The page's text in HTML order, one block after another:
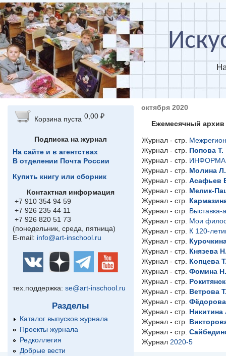
Перейти к основному содержанию
Корзина пуста 0,00 ₽
Подписка на журнал
На сайте и в агентствах
В отделении Почта России
Купить книгу или сборник
Контактная информация
+7 910 354 94 59
+7 926 235 44 11
+7 926 820 51 73
(понедельник, среда, пятница)
E-mail: info@art-inschool.ru
тех.поддержка: se@art-inschool.ru
Разделы
Каталог выпусков журнала
Проекты журнала
Редколлегия
Добрые вести
октября 2020
Ежемесячный
Журнал - стр.
Журнал - стр. Попова Т.
Журнал - стр.
Журнал - стр. Молина Л.
Журнал - стр. Асафьев
Журнал - стр. Мелик-
Журнал - стр.
Журнал - стр. Выставка-
Журнал - стр. Мои
Журнал - стр. К 120-
Журнал - стр.
Журнал - стр. Князева
Журнал - стр. Копцева
Журнал - стр. Фомина
Журнал - стр.
Журнал - стр. Ветрова
Журнал - стр.
Журнал - стр. Никитина
Журнал - стр.
Журнал - стр.
Журнал 2020-5